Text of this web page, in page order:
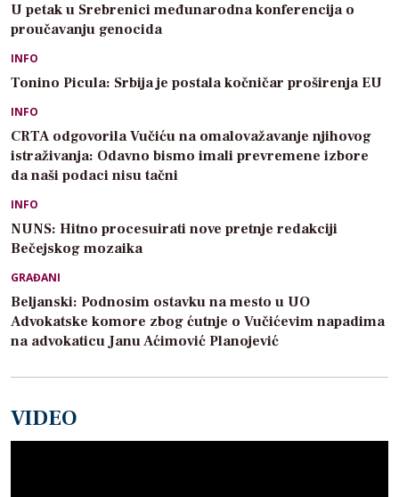
U petak u Srebrenici međunarodna konferencija o
proučavanju genocida
INFO
Tonino Picula: Srbija je postala kočničar proširenja EU
INFO
CRTA odgovorila Vučiću na omalovažavanje njihovog
istraživanja: Odavno bismo imali prevremene izbore
da naši podaci nisu tačni
INFO
NUNS: Hitno procesuirati nove pretnje redakciji
Bečejskog mozaika
GRAĐANI
Beljanski: Podnosim ostavku na mesto u UO
Advokatske komore zbog ćutnje o Vučićevim napadima
na advokaticu Janu Aćimović Planojević
VIDEO